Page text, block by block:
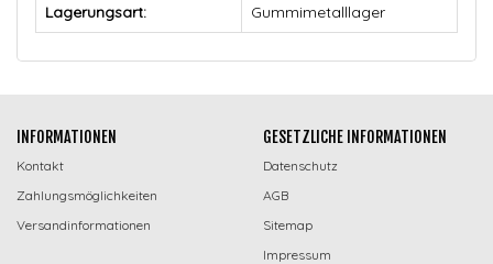
Lagerungsart: Gummimetalllager
INFORMATIONEN
Kontakt
Zahlungsmöglichkeiten
Versandinformationen
GESETZLICHE INFORMATIONEN
Datenschutz
AGB
Sitemap
Impressum